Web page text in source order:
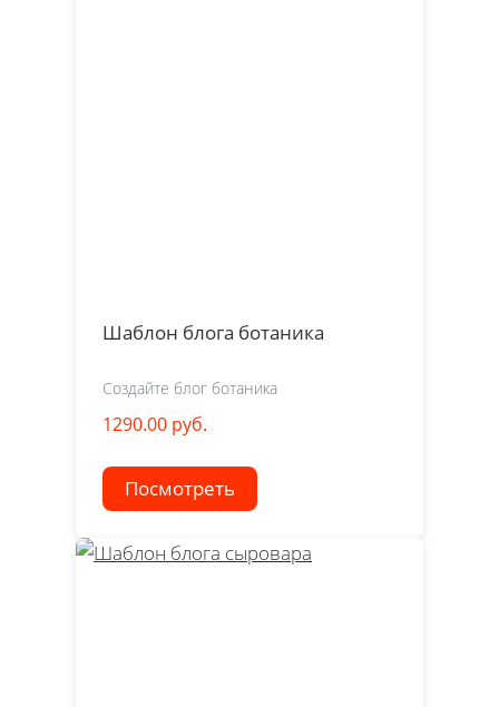
Шаблон блога ботаника
Создайте блог ботаника
1290.00 руб.
Посмотреть